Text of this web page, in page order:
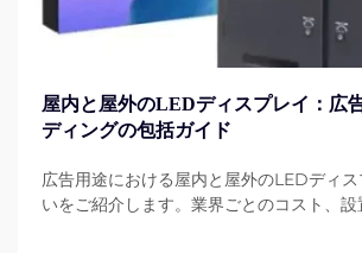
屋内と屋外のLEDディスプレイ：広
ディングの包括ガイド
広告用途における屋内と屋外のLEDディ
いをご紹介します。業界ごとのコスト、設